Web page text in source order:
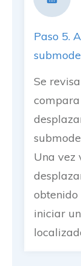
Paso 5.
Se
Una vez
iniciar